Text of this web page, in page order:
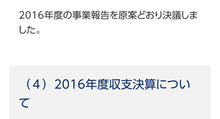
2016年度の事業報告を原案どおり決議しま
した。
（４）2016年度収支決算につい
て